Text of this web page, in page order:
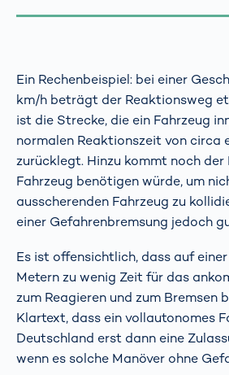
Ein Rechenbeispiel: bei einer
km/h beträgt der Reaktionsweg
ist die Strecke, die ein Fahrzeug
normalen Reaktionszeit von circa
zurücklegt. Hinzu kommt noch der
Fahrzeug benötigen würde, um
ausscherenden Fahrzeug zu
einer Gefahrenbremsung jedoch
Es ist offensichtlich, dass auf
Metern zu wenig Zeit für das
zum Reagieren und zum Bremsen
Klartext, dass ein vollautonomes
Deutschland erst dann eine
wenn es solche Manöver ohne